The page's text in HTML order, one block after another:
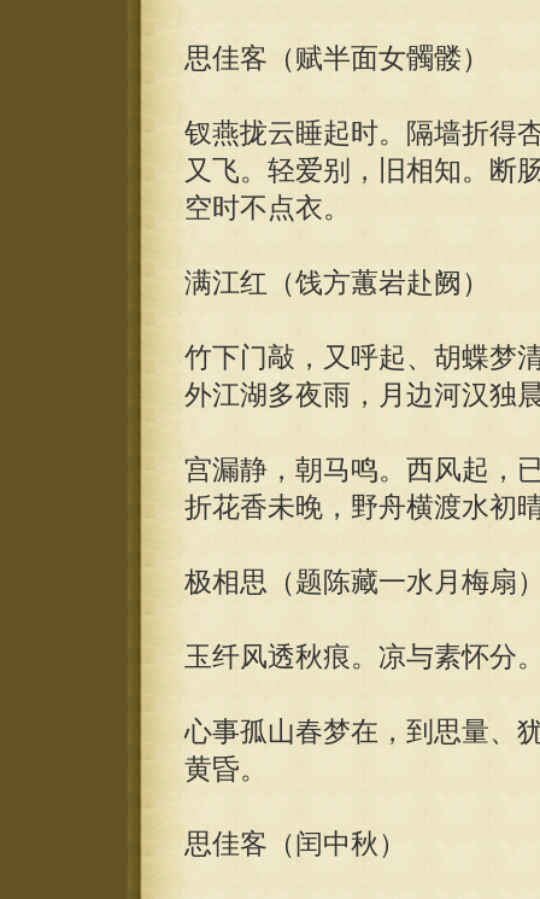
思佳客（赋半面女髑髅）
钗燕拢云睡起时。隔墙折得
又飞。轻爱别，旧相知。断
空时不点衣。
满江红（饯方蕙岩赴阙）
竹下门敲，又呼起、胡蝶梦
外江湖多夜雨，月边河汉独
宫漏静，朝马鸣。西风起，
折花香未晚，野舟横渡水初
极相思（题陈藏一水月梅扇
玉纤风透秋痕。凉与素怀分
心事孤山春梦在，到思量、
黄昏。
思佳客（闰中秋）